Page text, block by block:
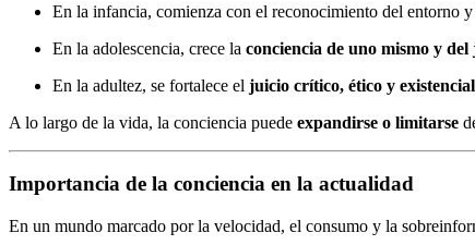
En la infancia, comienza con el reconocimiento del entorno
En la adolescencia, crece la conciencia de uno mismo y del
En la adultez, se fortalece el juicio crítico, ético y existencial
A lo largo de la vida, la conciencia puede expandirse o limitarse
Importancia de la conciencia en la actualidad
En un mundo marcado por la velocidad, el consumo y la